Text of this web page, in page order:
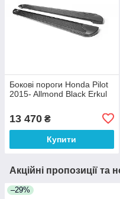
Бокові пороги Honda Pilot
2015- Allmond Black Erkul
13 470 ₴
Купити
Акційні пропозиції та
–29%